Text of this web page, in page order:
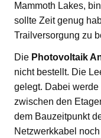
Mammoth Lakes,
sollte Zeit genug
Trailversorgung zu
Die Photovoltaik
nicht bestellt. Die
gelegt. Dabei
zwischen den
dem Bauzeitpunkt
Netzwerkkabel